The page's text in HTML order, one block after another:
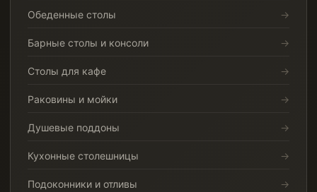
Обеденные столы
Барные столы и консоли
Столы для кафе
Раковины и мойки
Душевые поддоны
Кухонные столешницы
Подоконники и отливы